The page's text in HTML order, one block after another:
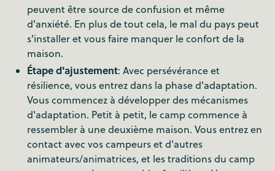
peuvent être source de confusion et même
d'anxiété. En plus de tout cela, le mal du pays peut
s'installer et vous faire manquer le confort de la
maison.
Étape d'ajustement: Avec persévérance et
résilience, vous entrez dans la phase d'adaptation.
Vous commencez à développer des mécanismes
d'adaptation. Petit à petit, le camp commence à
ressembler à une deuxième maison. Vous entrez en
contact avec vos campeurs et d'autres
animateurs/animatrices, et les traditions du camp